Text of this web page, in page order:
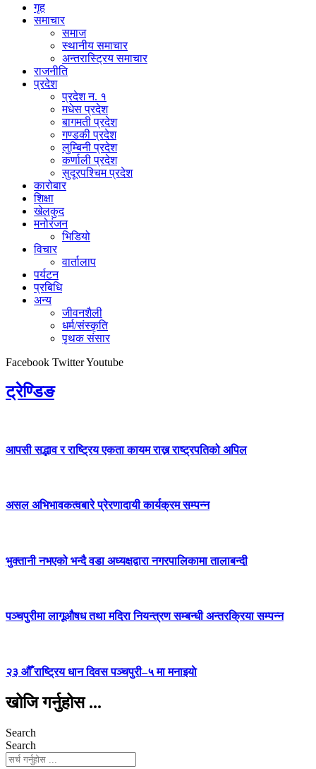
गृह
समाचार
समाज
स्थानीय समाचार
अन्तरास्ट्रिय समाचार
राजनीति
प्रदेश
प्रदेश न. १
मधेस प्रदेश
बागमती प्रदेश
गण्डकी प्रदेश
लुम्बिनी प्रदेश
कर्णाली प्रदेश
सुदूरपश्चिम प्रदेश
कारोबार
शिक्षा
खेलकुद
मनोरंजन
भिडियो
विचार
वार्तालाप
पर्यटन
प्रबिधि
अन्य
जीवनशैली
धर्म/संस्कृति
पृथक संसार
Facebook TwitterYoutube
ट्रेण्डिङ
आपसी सद्भाव र राष्ट्रिय एकता कायम राख्न राष्ट्रपतिको अपिल
असल अभिभावकत्वबारे प्रेरणादायी कार्यक्रम सम्पन्न
भुक्तानी नभएको भन्दै वडा अध्यक्षद्वारा नगरपालिकामा तालाबन्दी
पञ्चपुरीमा लागूऔषध तथा मदिरा नियन्त्रण सम्बन्धी अन्तरक्रिया सम्पन्न
२३ औँ राष्ट्रिय धान दिवस पञ्चपुरी–५ मा मनाइयाे
खोजि गर्नुहोस ...
Search
Search